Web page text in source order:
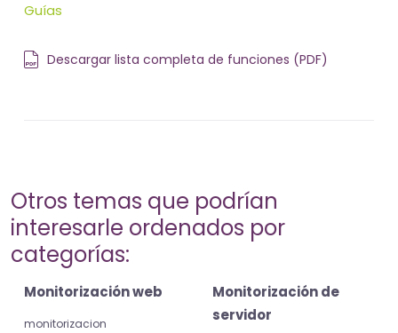
Guías
Descargar lista completa de funciones (PDF)
Otros temas que podrían
interesarle ordenados por
categorías:
Monitorización web
monitorizacion
Monitorización de
servidor